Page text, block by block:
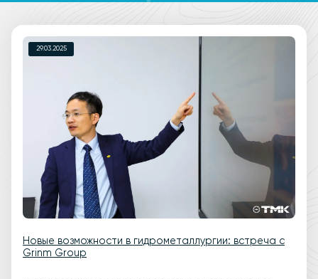
29.03.2025
Новые возможности в гидрометаллургии: встреча с
Grinm Group